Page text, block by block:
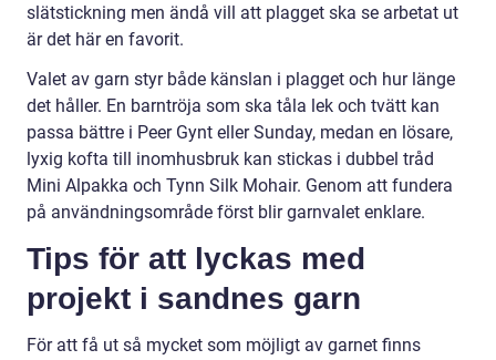
slätstickning men ändå vill att plagget ska se arbetat ut
är det här en favorit.
Valet av garn styr både känslan i plagget och hur länge
det håller. En barntröja som ska tåla lek och tvätt kan
passa bättre i Peer Gynt eller Sunday, medan en lösare,
lyxig kofta till inomhusbruk kan stickas i dubbel tråd
Mini Alpakka och Tynn Silk Mohair. Genom att fundera
på användningsområde först blir garnvalet enklare.
Tips för att lyckas med
projekt i sandnes garn
För att få ut så mycket som möjligt av garnet finns